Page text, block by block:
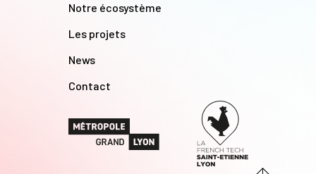
Notre écosystème
Les projets
News
Contact